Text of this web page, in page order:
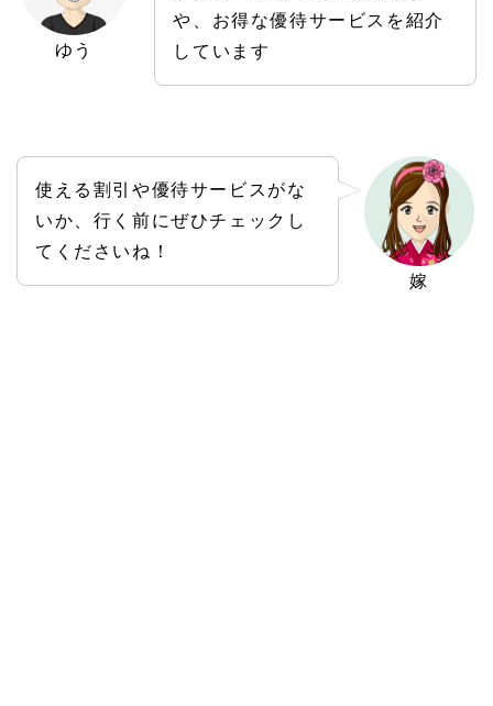
ゆう
や、お得な優待サービスを紹介
しています
嫁
使える割引や優待サービスがな
いか、行く前にぜひチェックし
てくださいね！